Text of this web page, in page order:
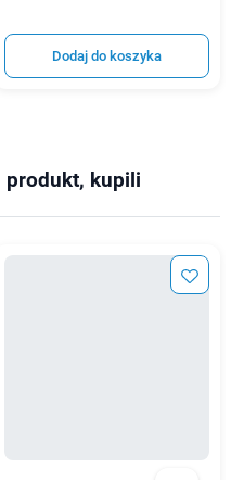
Dodaj do koszyka
produkt, kupili